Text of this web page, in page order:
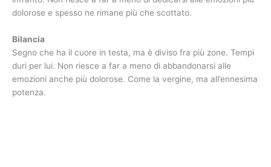
dolorose e spesso ne rimane più che scottato.
Bilancia
Segno che ha il cuore in testa, ma è diviso fra più zone. Tempi
duri per lui. Non riesce a far a meno di abbandonarsi alle
emozioni anche più dolorose. Come la vergine, ma all’ennesima
potenza.